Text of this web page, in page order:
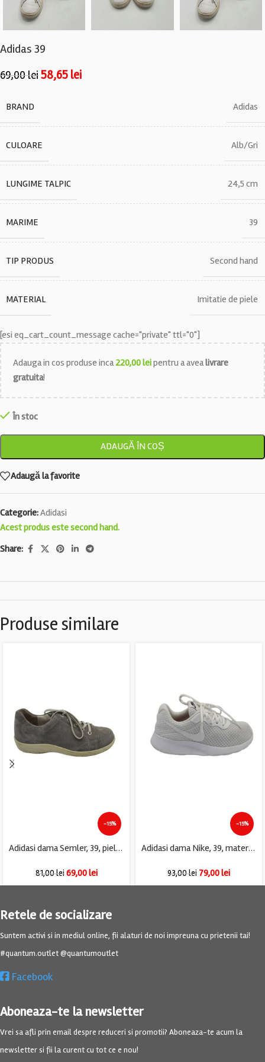
Adidas 39
69,00lei58,65 lei
BRAND Adidas
CULOARE Alb/Gri
LUNGIME TALPIC 24,5 cm
MARIME 39
TIP PRODUS Second hand
MATERIAL Imitatie de piele
[esi eq_cart_count_message cache="private" ttl="0"]
Adauga in cos produse inca220,00leipentru a avealivrare
gratuita!
În stoc
ADAUGĂ ÎN COȘ
Adaugă la favorite
Categorie:Adidasi
Acest produs este second hand.
Share:
Produse similare
-15%
Adidasi dama Semler, 39, piele intoarsa, gri
81,00lei 69,00lei
-15%
Adidasi dama Nike, 39, material textil, alb
93,00lei 79,00lei
Retele de socializare
Suntem activi si in mediul online, fii alaturi de noi impreuna cu prietenii tai!
#quantum.outlet @quantumoutlet
Facebook
Aboneaza-te la newsletter
Vrei sa afli prin email despre reduceri si promotii? Aboneaza-te acum la
newsletter si fii la curent cu tot ce e nou!